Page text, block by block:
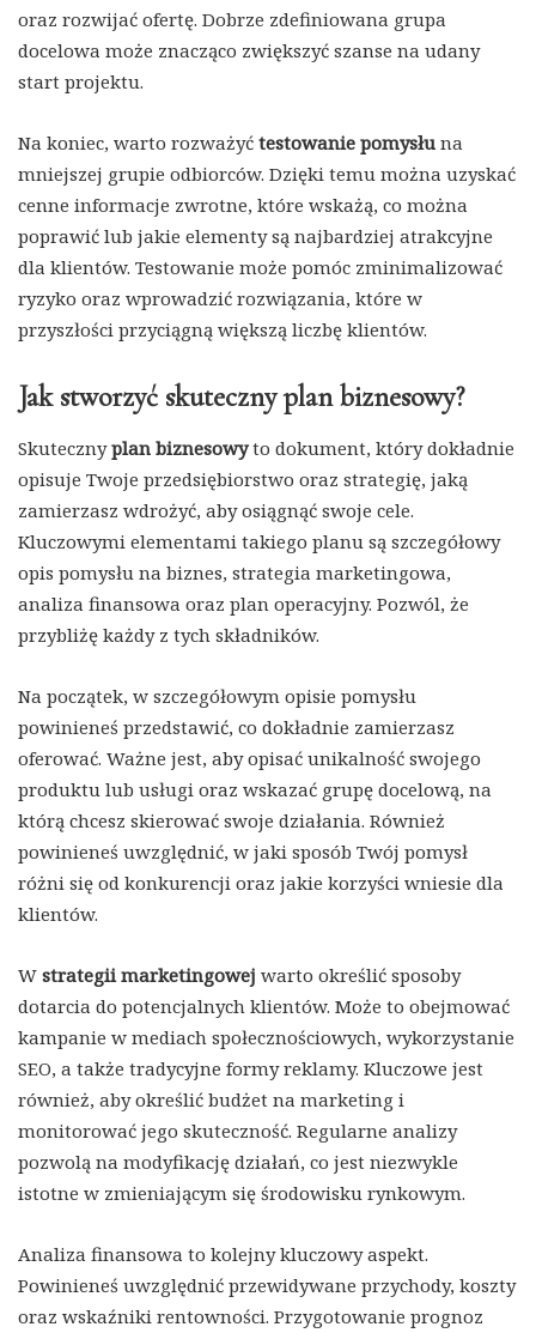
oraz rozwijać ofertę. Dobrze zdefiniowana grupa
docelowa może znacząco zwiększyć szanse na udany
start projektu.
Na koniec, warto rozważyć testowanie pomysłu na
mniejszej grupie odbiorców. Dzięki temu można uzyskać
cenne informacje zwrotne, które wskażą, co można
poprawić lub jakie elementy są najbardziej atrakcyjne
dla klientów. Testowanie może pomóc zminimalizować
ryzyko oraz wprowadzić rozwiązania, które w
przyszłości przyciągną większą liczbę klientów.
Jak stworzyć skuteczny plan biznesowy?
Skutecznyplan biznesowyto dokument, który dokładnie
opisuje Twoje przedsiębiorstwo oraz strategię, jaką
zamierzasz wdrożyć, aby osiągnąć swoje cele.
Kluczowymi elementami takiego planu są szczegółowy
opis pomysłu na biznes, strategia marketingowa,
analiza finansowa oraz plan operacyjny. Pozwól, że
przybliżę każdy z tych składników.
Na początek, w szczegółowym opisie pomysłu
powinieneś przedstawić, co dokładnie zamierzasz
oferować. Ważne jest, aby opisać unikalność swojego
produktu lub usługi oraz wskazać grupę docelową, na
którą chcesz skierować swoje działania. Również
powinieneś uwzględnić, w jaki sposób Twój pomysł
różni się od konkurencji oraz jakie korzyści wniesie dla
klientów.
W strategii marketingowej warto określić sposoby
dotarcia do potencjalnych klientów. Może to obejmować
kampanie w mediach społecznościowych, wykorzystanie
SEO, a także tradycyjne formy reklamy. Kluczowe jest
również, aby określić budżet na marketing i
monitorować jego skuteczność. Regularne analizy
pozwolą na modyfikację działań, co jest niezwykle
istotne w zmieniającym się środowisku rynkowym.
Analiza finansowa to kolejny kluczowy aspekt.
Powinieneś uwzględnić przewidywane przychody, koszty
oraz wskaźniki rentowności. Przygotowanie prognoz